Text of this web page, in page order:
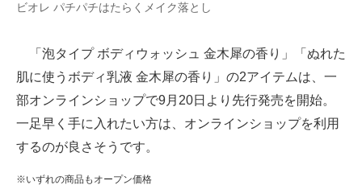
ビオレ パチパチはたらくメイク落とし
「泡タイプ ボディウォッシュ 金木犀の香り」「ぬれた
肌に使うボディ乳液 金木犀の香り」の2アイテムは、一
部オンラインショップで9月20日より先行発売を開始。
一足早く手に入れたい方は、オンラインショップを利用
するのが良さそうです。
※いずれの商品もオープン価格